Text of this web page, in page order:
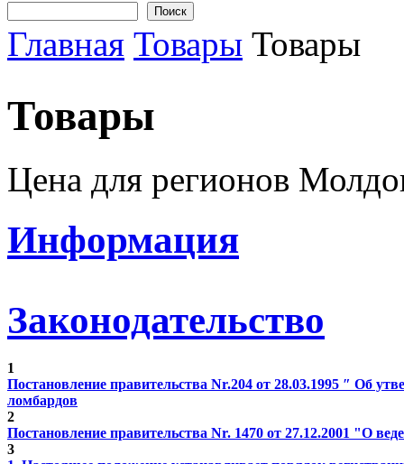
Форма поиска
Вы здесь
Главная Товары Товары
Товары
Цена для регионов
Информация
Законодательство
1
Постановление правительства Nr.204 от 28.03.1995 ″ Об
ломбардов
2
Постановление правительства Nr. 1470 от 27.12.2001 "О
3